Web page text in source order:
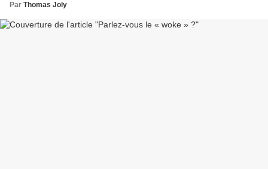
Par Thomas Joly